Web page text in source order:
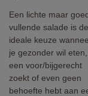
Een lichte maar
vullende salade is de
ideale keuze
je gezonder wil eten,
een voor/bijgerecht
zoekt of even geen
behoefte hebt aan